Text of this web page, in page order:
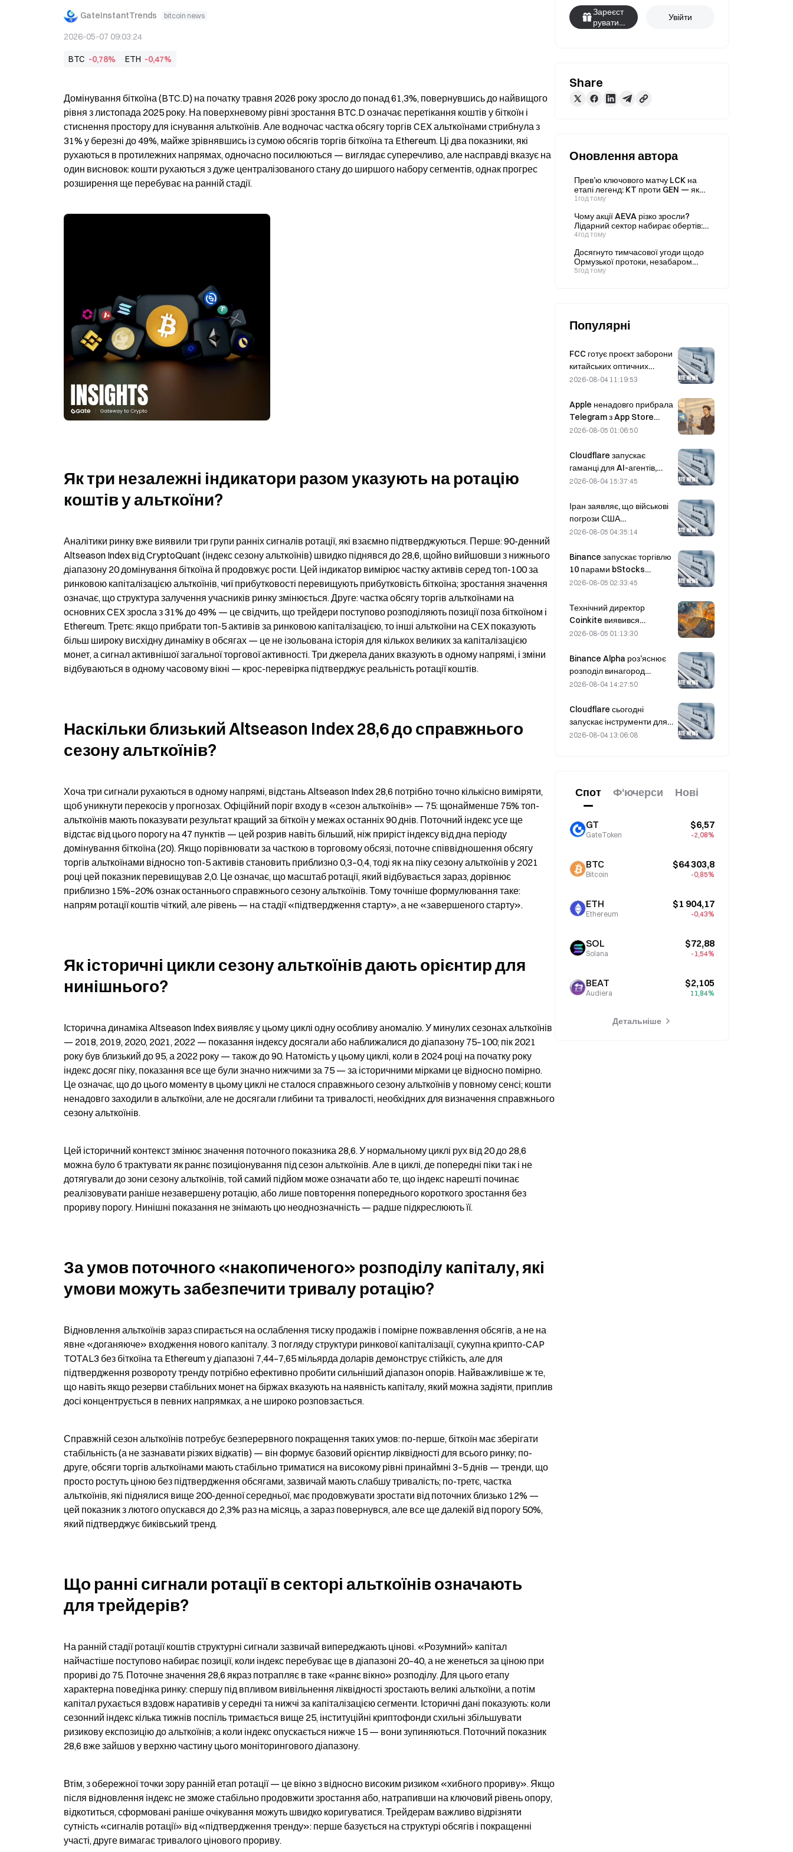
GateInstantTrends bitcoin news
2026-05-07 09:03:24
BTC -0,78% ETH -0,47%
Домінування біткоїна (BTC.D) на початку травня 2026 року зросло до понад 61,3%, повернувшись до найвищого
рівня з листопада 2025 року. На поверхневому рівні зростання BTC.D означає перетікання коштів у біткоїн і
стиснення простору для існування альткоїнів. Але водночас частка обсягу торгів CEX альткоїнами стрибнула з
31% у березні до 49%, майже зрівнявшись із сумою обсягів торгів біткоїна та Ethereum. Ці два показники, які
рухаються в протилежних напрямах, одночасно посилюються — виглядає суперечливо, але насправді вказує на
один висновок: кошти рухаються з дуже централізованого стану до ширшого набору сегментів, однак прогрес
розширення ще перебуває на ранній стадії.
Як три незалежні індикатори разом указують на ротацію
коштів у альткоїни?
Аналітики ринку вже виявили три групи ранніх сигналів ротації, які взаємно підтверджуються. Перше: 90-денний
Altseason Index від CryptoQuant (індекс сезону альткоїнів) швидко піднявся до 28,6, щойно вийшовши з нижнього
діапазону 20 домінування біткоїна й продовжує рости. Цей індикатор вимірює частку активів серед топ-100 за
ринковою капіталізацією альткоїнів, чиї прибутковості перевищують прибутковість біткоїна; зростання значення
означає, що структура залучення учасників ринку змінюється. Друге: частка обсягу торгів альткоїнами на
основних CEX зросла з 31% до 49% — це свідчить, що трейдери поступово розподіляють позиції поза біткоїном і
Ethereum. Третє: якщо прибрати топ-5 активів за ринковою капіталізацією, то інші альткоїни на CEX показують
більш широку висхідну динаміку в обсягах — це не ізольована історія для кількох великих за капіталізацією
монет, а сигнал активнішої загальної торгової активності. Три джерела даних вказують в одному напрямі, і зміни
відбуваються в одному часовому вікні — крос-перевірка підтверджує реальність ротації коштів.
Наскільки близький Altseason Index 28,6 до справжнього
сезону альткоїнів?
Хоча три сигнали рухаються в одному напрямі, відстань Altseason Index 28,6 потрібно точно кількісно виміряти,
щоб уникнути перекосів у прогнозах. Офіційний поріг входу в «сезон альткоїнів» — 75: щонайменше 75% топ-
альткоїнів мають показувати результат кращий за біткоїн у межах останніх 90 днів. Поточний індекс усе ще
відстає від цього порогу на 47 пунктів — цей розрив навіть більший, ніж приріст індексу від дна періоду
домінування біткоїна (20). Якщо порівнювати за часткою в торговому обсязі, поточне співвідношення обсягу
торгів альткоїнами відносно топ-5 активів становить приблизно 0,3–0,4, тоді як на піку сезону альткоїнів у 2021
році цей показник перевищував 2,0. Це означає, що масштаб ротації, який відбувається зараз, дорівнює
приблизно 15%–20% ознак останнього справжнього сезону альткоїнів. Тому точніше формулювання таке:
напрям ротації коштів чіткий, але рівень — на стадії «підтвердження старту», а не «завершеного старту».
Як історичні цикли сезону альткоїнів дають орієнтир для
нинішнього?
Історична динаміка Altseason Index виявляє у цьому циклі одну особливу аномалію. У минулих сезонах альткоїнів
— 2018, 2019, 2020, 2021, 2022 — показання індексу досягали або наближалися до діапазону 75–100; пік 2021
року був близький до 95, а 2022 року — також до 90. Натомість у цьому циклі, коли в 2024 році на початку року
індекс досяг піку, показання все ще були значно нижчими за 75 — за історичними мірками це відносно помірно.
Це означає, що до цього моменту в цьому циклі не сталося справжнього сезону альткоїнів у повному сенсі; кошти
ненадовго заходили в альткоїни, але не досягали глибини та тривалості, необхідних для визначення справжнього
сезону альткоїнів.
Цей історичний контекст змінює значення поточного показника 28,6. У нормальному циклі рух від 20 до 28,6
можна було б трактувати як раннє позиціонування під сезон альткоїнів. Але в циклі, де попередні піки так і не
дотягували до зони сезону альткоїнів, той самий підйом може означати або те, що індекс нарешті починає
реалізовувати раніше незавершену ротацію, або лише повторення попереднього короткого зростання без
прориву порогу. Нинішні показання не знімають цю неоднозначність — радше підкреслюють її.
За умов поточного «накопиченого» розподілу капіталу, які
умови можуть забезпечити тривалу ротацію?
Відновлення альткоїнів зараз спирається на ослаблення тиску продажів і помірне пожвавлення обсягів, а не на
явне «доганяюче» входження нового капіталу. З погляду структури ринкової капіталізації, сукупна крипто-CAP
TOTAL3 без біткоїна та Ethereum у діапазоні 7,44–7,65 мільярда доларів демонструє стійкість, але для
підтвердження розвороту тренду потрібно ефективно пробити сильніший діапазон опорів. Найважливіше ж те,
що навіть якщо резерви стабільних монет на біржах вказують на наявність капіталу, який можна задіяти, приплив
досі концентрується в певних напрямках, а не широко розповзається.
Справжній сезон альткоїнів потребує безперервного покращення таких умов: по-перше, біткоїн має зберігати
стабільність (а не зазнавати різких відкатів) — він формує базовий орієнтир ліквідності для всього ринку; по-
друге, обсяги торгів альткоїнами мають стабільно триматися на високому рівні принаймні 3–5 днів — тренди, що
просто ростуть ціною без підтвердження обсягами, зазвичай мають слабшу тривалість; по-третє, частка
альткоїнів, які піднялися вище 200-денної середньої, має продовжувати зростати від поточних близько 12% —
цей показник з лютого опускався до 2,3% раз на місяць, а зараз повернувся, але все ще далекій від порогу 50%,
який підтверджує биківський тренд.
Що ранні сигнали ротації в секторі альткоїнів означають
для трейдерів?
На ранній стадії ротації коштів структурні сигнали зазвичай випереджають цінові. «Розумний» капітал
найчастіше поступово набирає позиції, коли індекс перебуває ще в діапазоні 20–40, а не женеться за ціною при
прориві до 75. Поточне значення 28,6 якраз потрапляє в таке «раннє вікно» розподілу. Для цього етапу
характерна поведінка ринку: спершу під впливом вивільнення ліквідності зростають великі альткоїни, а потім
капітал рухається вздовж наративів у середні та нижчі за капіталізацією сегменти. Історичні дані показують: коли
сезонний індекс кілька тижнів поспіль тримається вище 25, інституційні криптофонди схильні збільшувати
ризикову експозицію до альткоїнів; а коли індекс опускається нижче 15 — вони зупиняються. Поточний показник
28,6 вже зайшов у верхню частину цього моніторингового діапазону.
Втім, з обережної точки зору ранній етап ротації — це вікно з відносно високим ризиком «хибного прориву». Якщо
після відновлення індекс не зможе стабільно продовжити зростання або, натрапивши на ключовий рівень опору,
відкотиться, сформовані раніше очікування можуть швидко коригуватися. Трейдерам важливо відрізняти
сутність «сигналів ротації» від «підтвердження тренду»: перше базується на структурі обсягів і покращенні
участі, друге вимагає тривалого цінового прориву.
Зареєст
руватис
Увійти
Share
Оновлення автора
Прев’ю ключового матчу LCK на
етапі легенд: KT проти GEN — як
ринок прогнозів Gate оцінює їхні
69%?
1год тому
Чому акції AEVA різко зросли?
Лідарний сектор набирає обертів:
повний аналіз нової бізнес-моделі
4год тому
Досягнуто тимчасової угоди щодо
Ормузької протоки, незабаром
буде оприлюднено дані про
5год тому
Популярні
FCC готує проєкт заборони
китайських оптичних
модулів для центрів
Xinyuan на ринку може
скоротитися на 27%
2026-08-04 11:19:53
Apple ненадовго прибрала
Telegram з App Store
через CSAM, але Дуров це
«атаку на безпеку»
2026-08-05 01:06:50
Cloudflare запускає
гаманці для AI-агентів,
щоб забезпечити
API 4 серпня
2026-08-04 15:37:45
Іран заявляє, що військові
погрози США
відтерміновують
щодо Ормузької протоки 5
серпня
2026-08-05 04:35:14
Binance запускає торгівлю
10 парами bStocks
сьогодні о 20:00 за UTC+8,
мейкера.
2026-08-05 02:33:45
Технічний директор
Coinkite виявився
причетним до інциденту,
в Coldcard, який
спричинив чотири хвилі
атак і збитки на суму 114
2026-08-05 01:13:30
Binance Alpha роз’яснює
розподіл винагород
MarsCoin: їх автоматично
гаманців, тоді як
користувачі CEX
отримують SPCXB за
2026-08-04 14:27:50
Cloudflare сьогодні
запускає інструменти для
ідентифікації та гаманці
2026-08-04 13:06:08
Спот Ф'ючерси Нові
GT
GateToken
$6,57
-2,08%
BTC
Bitcoin
$64 303,8
-0,85%
ETH
Ethereum
$1 904,17
-0,43%
SOL
Solana
$72,88
-1,54%
BEAT
Audiera
$2,105
11,84%
Детальніше